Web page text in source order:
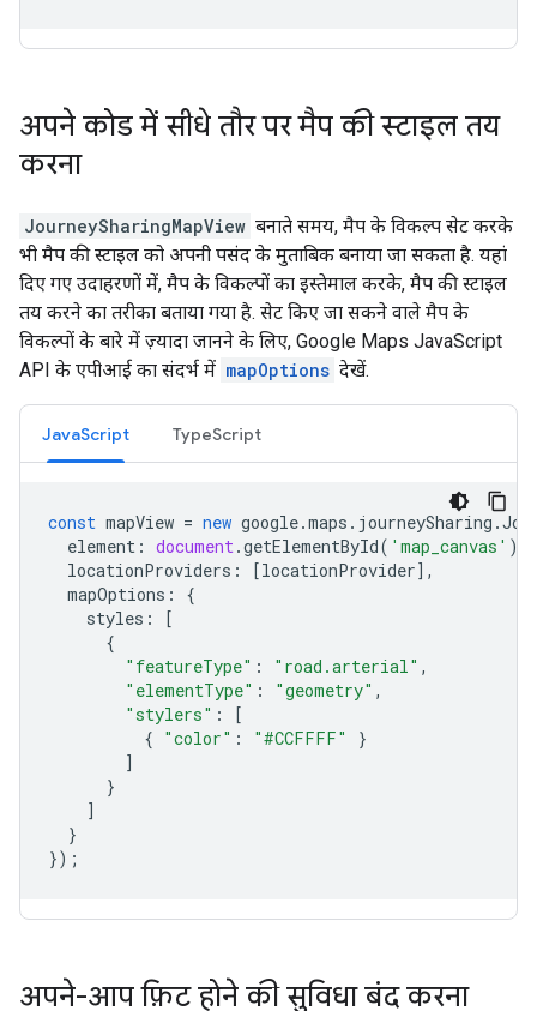
अपने कोड में सीधे तौर पर मैप की स्टाइल तय
करना
JourneySharingMapView बनाते समय, मैप के विकल्प सेट करके
भी मैप की स्टाइल को अपनी पसंद के मुताबिक बनाया जा सकता है. यहां
दिए गए उदाहरणों में, मैप के विकल्पों का इस्तेमाल करके, मैप की स्टाइल
तय करने का तरीका बताया गया है. सेट किए जा सकने वाले मैप के
विकल्पों के बारे में ज़्यादा जानने के लिए, Google Maps JavaScript
API के एपीआई का संदर्भ में mapOptions देखें.
JavaScript TypeScript
const mapView = new google.maps . journeySharing .
element : document.getElementById( 'map_canvas' ),
locationProviders : [locationProvider],
mapOptions :
{
styles :
[
{
"featureType" : "road.arterial" ,
"elementType" : "geometry" ,
"stylers" :
[
{ "color" : "#CCFFFF"
}
]
}
]
}
});
अपने-आप फ़िट होने की सुविधा बंद करना